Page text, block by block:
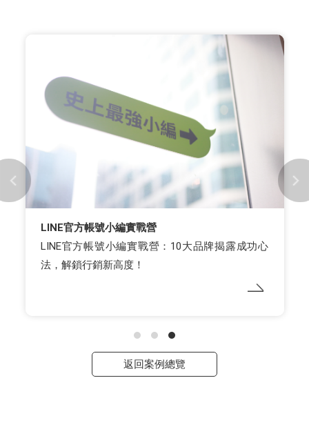
LINE官方帳號小編實戰營
LINE官方帳號小編實戰營：10大品牌揭露成功心
法，解鎖行銷新高度！
返回案例總覽